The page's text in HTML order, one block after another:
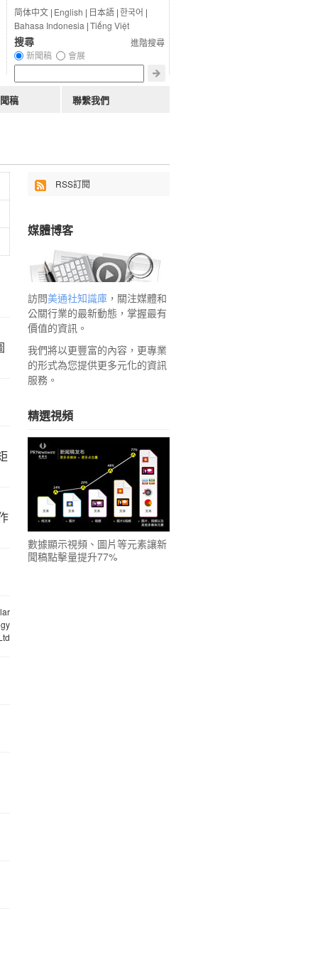
RSS訂閱
媒體博客
訪問美通社知識庫，關注媒體和
公關行業的最新動態，掌握最有
價值的資訊。
我們將以更豐富的內容，更專業
的形式為您提供更多元化的資訊
服務。
精選視頻
數據顯示視頻、圖片等元素讓新
聞稿點擊量提升77%
简体中文| English | 日本語|한국어 |
Bahasa Indonesia |Tiếng Việt
進階搜尋
搜尋
新聞稿 會展
稿 聯繫我們